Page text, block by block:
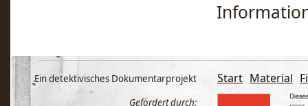
Ein detektivisches Dokumentarprojekt
Gefördert durch:
Start Material